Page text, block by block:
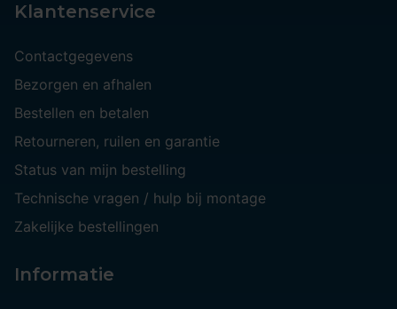
Klantenservice
Contactgegevens
Bezorgen en afhalen
Bestellen en betalen
Retourneren, ruilen en garantie
Status van mijn bestelling
Technische vragen / hulp bij montage
Zakelijke bestellingen
Informatie